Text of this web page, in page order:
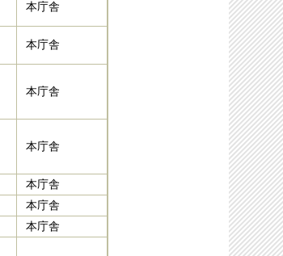
本庁舎
本庁舎
本庁舎
本庁舎
本庁舎
本庁舎
本庁舎